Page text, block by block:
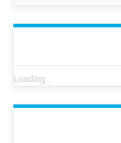
Loading...